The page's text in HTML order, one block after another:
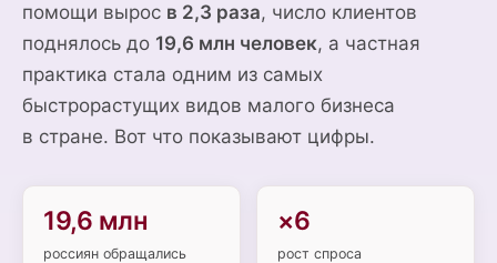
помощи вырос в 2,3 раза, число клиентов
поднялось до 19,6 млн человек, а частная
практика стала одним из самых
быстрорастущих видов малого бизнеса
в стране. Вот что показывают цифры.
19,6 млн
россиян обращались
×6
рост спроса